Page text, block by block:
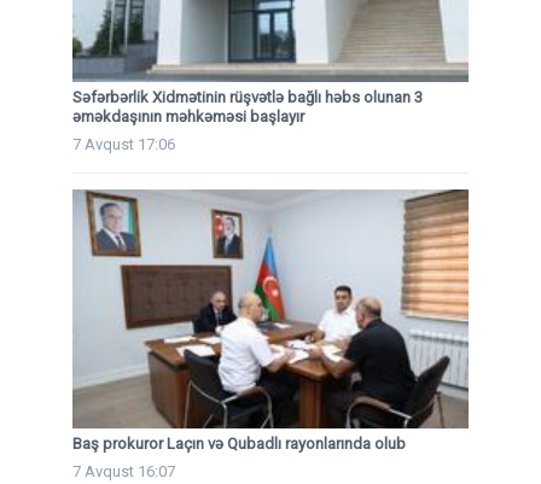
Səfərbərlik Xidmətinin rüşvətlə bağlı həbs olunan 3
əməkdaşının məhkəməsi başlayır
7 Avqust 17:06
Baş prokuror Laçın və Qubadlı rayonlarında olub
7 Avqust 16:07